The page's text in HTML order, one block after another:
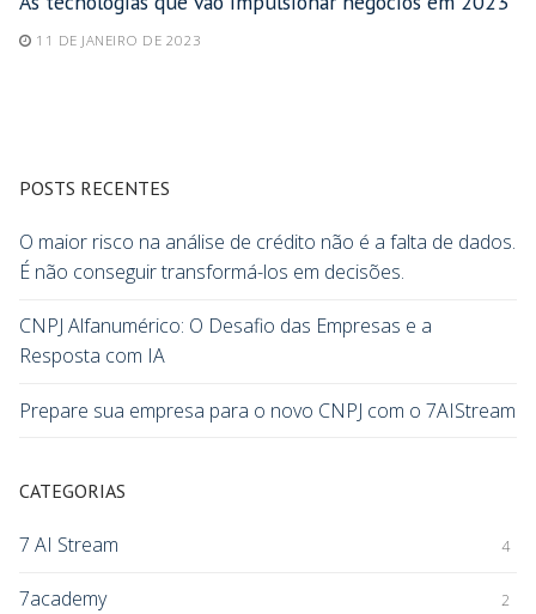
11 DE JANEIRO DE 2023
POSTS RECENTES
O maior risco na análise de crédito não é a falta de dados.
É não conseguir transformá-los em decisões.
CNPJ Alfanumérico: O Desafio das Empresas e a
Resposta com IA
Prepare sua empresa para o novo CNPJ com o 7AIStream
CATEGORIAS
7 AI Stream 4
7academy 2